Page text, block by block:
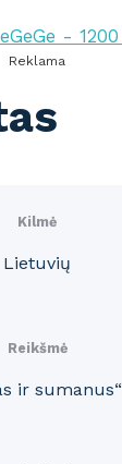
Reklama
Kilmė
Lietuvių
Reikšmė
ir sumanus“